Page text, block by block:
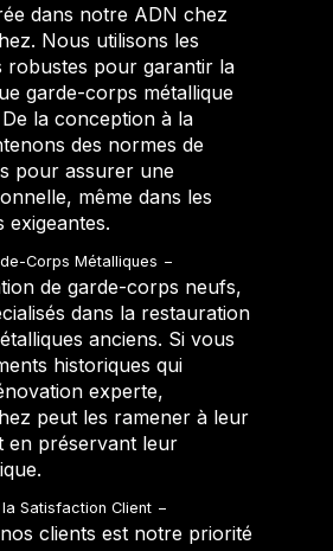
dans notre ADN chez
Nous utilisons les
robustes pour garantir la
garde-corps métallique
la conception à la
des normes de
pour assurer une
même dans les
exigeantes.
Corps Métalliques
de garde-corps neufs,
dans la restauration
anciens. Si vous
historiques qui
experte,
peut les ramener à leur
en préservant leur
Satisfaction Client
clients est notre priorité